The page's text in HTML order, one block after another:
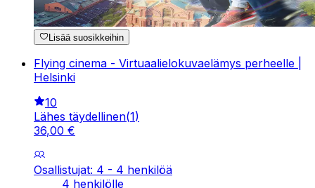
Lisää suosikkeihin
Flying cinema - Virtuaalielokuvaelämys perheelle |
Helsinki
10
Lähes täydellinen(1)
36,00 €
Osallistujat: 4 - 4 henkilöä
4 henkilölle